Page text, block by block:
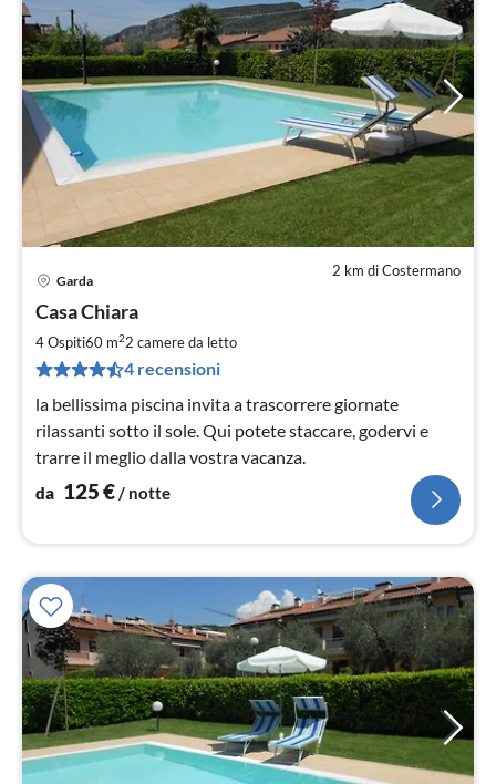
2 km di Costermano
Garda
Casa Chiara
4 Ospiti60 m22 camere da letto
4 recensioni
la bellissima piscina invita a trascorrere giornate
rilassanti sotto il sole. Qui potete staccare, godervi e
trarre il meglio dalla vostra vacanza.
da 125€/ notte